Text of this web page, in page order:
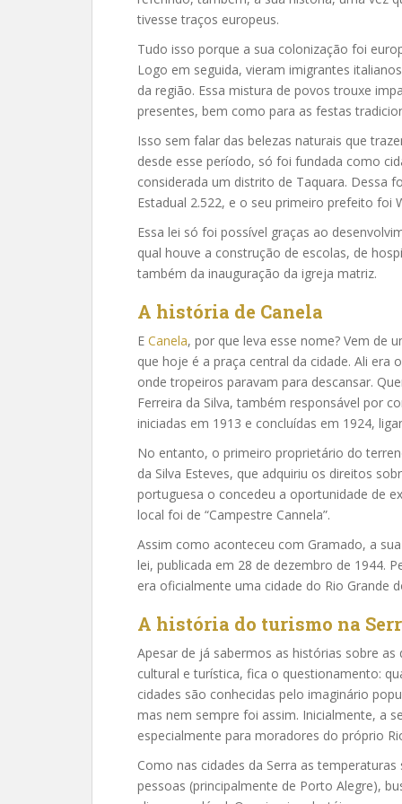
tivesse traços europeus.
Tudo isso porque a sua colonização foi
Logo em seguida, vieram imigrantes
da região. Essa mistura de povos trouxe
presentes, bem como para as festas
Isso sem falar das belezas naturais que
desde esse período, só foi fundada como
considerada um distrito de Taquara. Dessa
Estadual 2.522, e o seu primeiro prefeito foi
Essa lei só foi possível graças ao
qual houve a construção de escolas, de
também da inauguração da igreja matriz.
A história de Canela
E Canela, por que leva esse nome? Vem de
que hoje é a praça central da cidade. Ali
onde tropeiros paravam para descansar.
Ferreira da Silva, também responsável por
iniciadas em 1913 e concluídas em 1924,
No entanto, o primeiro proprietário do
da Silva Esteves, que adquiriu os direitos
portuguesa o concedeu a oportunidade de
local foi de “Campestre Cannela”.
Assim como aconteceu com Gramado, a
lei, publicada em 28 de dezembro de 1944.
era oficialmente uma cidade do Rio Grande
A história do turismo na
Apesar de já sabermos as histórias sobre
cultural e turística, fica o questionamento:
cidades são conhecidas pelo imaginário
mas nem sempre foi assim. Inicialmente, a
especialmente para moradores do próprio
Como nas cidades da Serra as
pessoas (principalmente de Porto Alegre),